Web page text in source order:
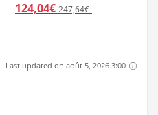
124,04€ 247,64€
Last updated on août 5, 2026 3:00